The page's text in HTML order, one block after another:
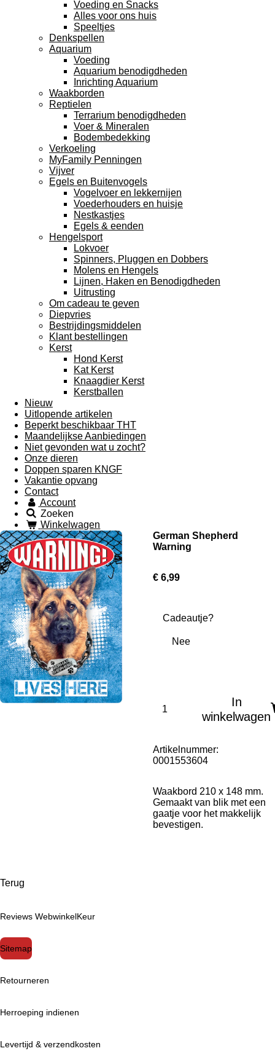
Voeding en Snacks
Alles voor ons huis
Speeltjes
Denkspellen
Aquarium
Voeding
Aquarium benodigdheden
Inrichting Aquarium
Waakborden
Reptielen
Terrarium benodigdheden
Voer & Mineralen
Bodembedekking
Verkoeling
MyFamily Penningen
Vijver
Egels en Buitenvogels
Vogelvoer en lekkernijen
Voederhouders en huisje
Nestkastjes
Egels & eenden
Hengelsport
Lokvoer
Spinners, Pluggen en Dobbers
Molens en Hengels
Lijnen, Haken en Benodigdheden
Uitrusting
Om cadeau te geven
Diepvries
Bestrijdingsmiddelen
Klant bestellingen
Kerst
Hond Kerst
Kat Kerst
Knaagdier Kerst
Kerstballen
Nieuw
Uitlopende artikelen
Beperkt beschikbaar THT
Maandelijkse Aanbiedingen
Niet gevonden wat u zocht?
Onze dieren
Doppen sparen KNGF
Vakantie opvang
Contact
Account
Zoeken
Winkelwagen
German Shepherd
Warning
€ 6,99
Cadeautje?
In
winkelwagen
Artikelnummer:
0001553604
Waakbord 210 x 148 mm.
Gemaakt van blik met een
gaatje voor het makkelijk
bevestigen.
Terug
Reviews WebwinkelKeur
Sitemap
Retourneren
Herroeping indienen
Levertijd & verzendkosten